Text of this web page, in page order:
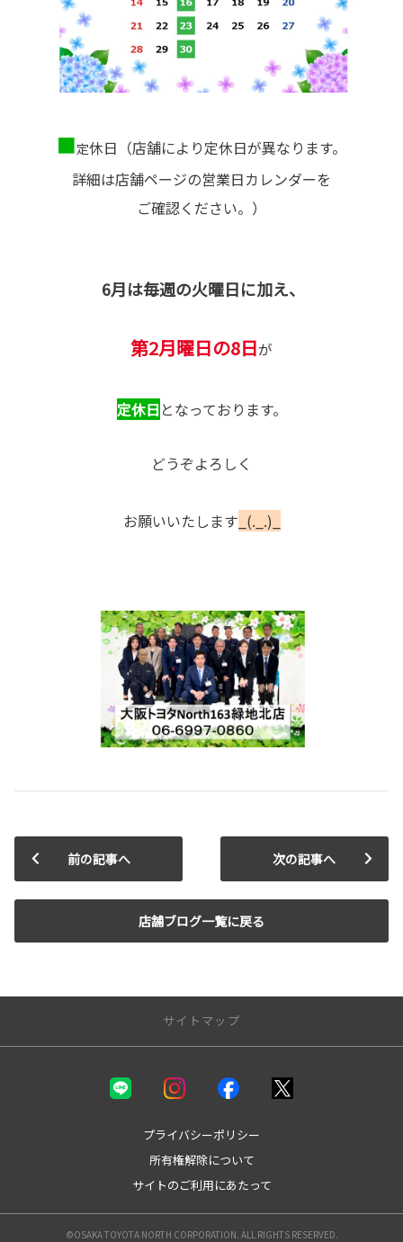
■定休日（店舗により定休日が異なります。
詳細は店舗ページの営業日カレンダーを
ご確認ください。）
6月は毎週の火曜日に加え、
第2月曜日の8日が
定休日 となっております。
どうぞよろしく
お願いいたします _(._.)_
前の記事へ
店舗ブログ一覧に戻る
次の記事へ
サイトマップ
プライバシーポリシー
所有権解除について
サイトのご利用にあたって
©OSAKA TOYOTA NORTH CORPORATION. ALL RIGHTS RESERVED.